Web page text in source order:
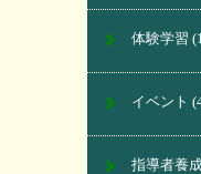
体験学習
イベント
指導者養